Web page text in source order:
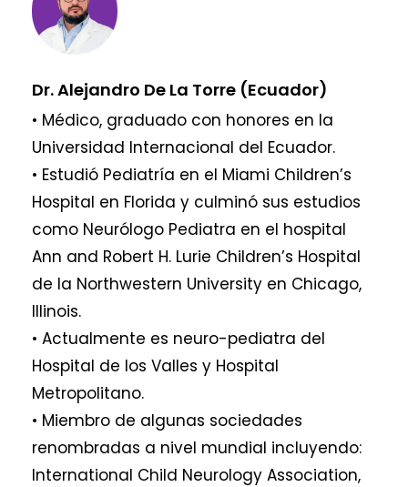
Dr. Alejandro De La Torre (Ecuador)
• Médico, graduado con honores en la
Universidad Internacional del Ecuador.
• Estudió Pediatría en el Miami Children’s
Hospital en Florida y culminó sus estudios
como Neurólogo Pediatra en el hospital
Ann and Robert H. Lurie Children’s Hospital
de la Northwestern University en Chicago,
Illinois.
• Actualmente es neuro-pediatra del
Hospital de los Valles y Hospital
Metropolitano.
• Miembro de algunas sociedades
renombradas a nivel mundial incluyendo:
International Child Neurology Association,